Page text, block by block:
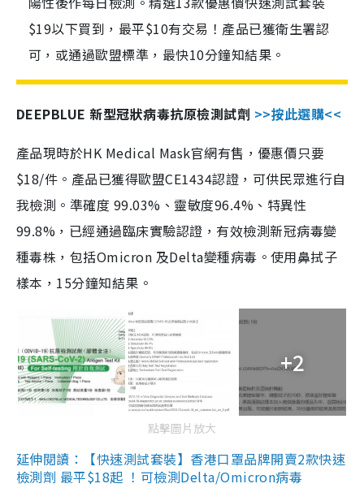
$19以下買到，最平$10有交易！產品已獲衛生署認
可，或通過歐盟標準，最快10分鐘知結果。
DEEPBLUE 新型冠狀病毒抗原檢測試劑 >>按此選購<<
產品現時於HK Medical Mask官網有售，優惠價只要
$18/件。產品已獲得歐盟CE1434認證，可供民眾進行自
我檢測。準確度 99.03%、靈敏度96.4%、特異性
99.8%，已經通過臨床實驗認證，有效檢測新冠病毒變
種毒株，包括Omicron 及Delta變種病毒。使用鼻拭子
樣本，15分鐘知結果。
+2
點擊圖片放大
延伸閱讀：【快速測試套裝】香港口罩品牌開賣2款快速
檢測劑 最平$18起 ！可檢測Delta/Omicron病毒